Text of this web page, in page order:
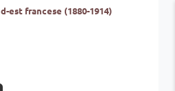
est francese (1880-1914)